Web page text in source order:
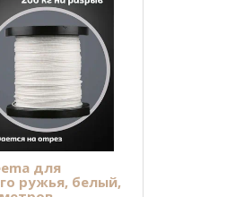
для
ружья, белый,